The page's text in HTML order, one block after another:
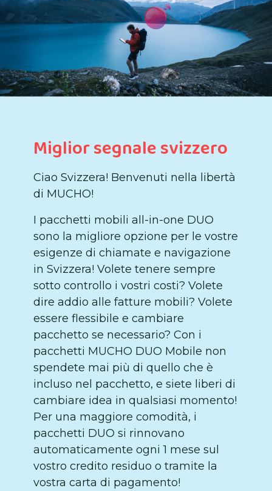
Miglior segnale svizzero
Ciao Svizzera! Benvenuti nella libertà
di MUCHO!
I pacchetti mobili all-in-one DUO
sono la migliore opzione per le vostre
esigenze di chiamate e navigazione
in Svizzera! Volete tenere sempre
sotto controllo i vostri costi? Volete
dire addio alle fatture mobili? Volete
essere flessibile e cambiare
pacchetto se necessario? Con i
pacchetti MUCHO DUO Mobile non
spendete mai più di quello che è
incluso nel pacchetto, e siete liberi di
cambiare idea in qualsiasi momento!
Per una maggiore comodità, i
pacchetti DUO si rinnovano
automaticamente ogni 1 mese sul
vostro credito residuo o tramite la
vostra carta di pagamento!